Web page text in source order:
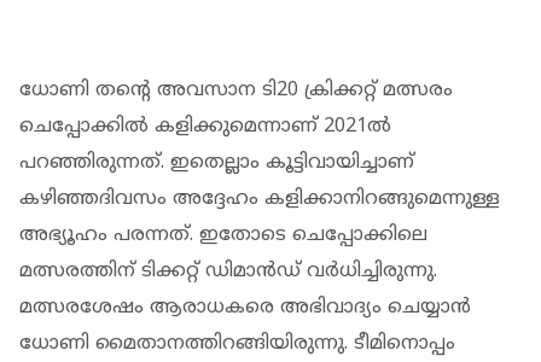
ധോണി തന്റെ അവസാന ടി20 ക്രിക്കറ്റ് മത്സരം
ചെപ്പോക്കില്‍ കളിക്കുമെന്നാണ് 2021ല്‍
പറഞ്ഞിരുന്നത്. ഇതെല്ലാം കൂട്ടിവായിച്ചാണ്
കഴിഞ്ഞദിവസം അദ്ദേഹം കളിക്കാനിറങ്ങുമെന്നുള്ള
അഭ്യൂഹം പരന്നത്. ഇതോടെ ചെപ്പോക്കിലെ
മത്സരത്തിന് ടിക്കറ്റ് ഡിമാന്‍ഡ് വര്‍ധിച്ചിരുന്നു.
മത്സരശേഷം ആരാധകരെ അഭിവാദ്യം ചെയ്യാന്‍
ധോണി മൈതാനത്തിറങ്ങിയിരുന്നു. ടീമിനൊപ്പം